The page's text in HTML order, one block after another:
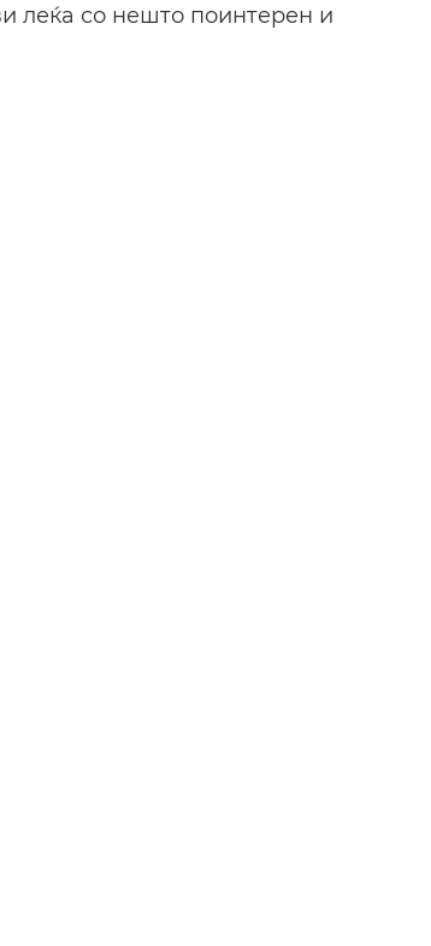
леќа со нешто поинтерен и